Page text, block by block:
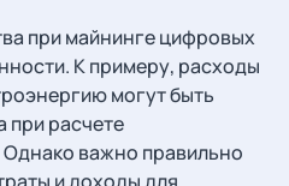
при майнинге цифровых
К примеру, расходы
могут быть
при расчете
важно правильно